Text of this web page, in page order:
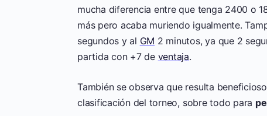
mucha diferencia entre que tenga 2400 o
más pero acaba muriendo igualmente.
segundos y al GM 2 minutos, ya que 2
partida con +7 de ventaja.
También se observa que resulta
clasificación del torneo, sobre todo para